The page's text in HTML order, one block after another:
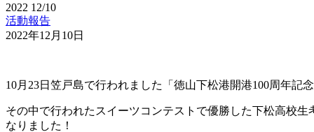
2022 12/10
活動報告
2022年12月10日
10月23日笠戸島で行われました「徳山下松港開港100周年
その中で行われたスイーツコンテストで優勝した下松高校
なりました！